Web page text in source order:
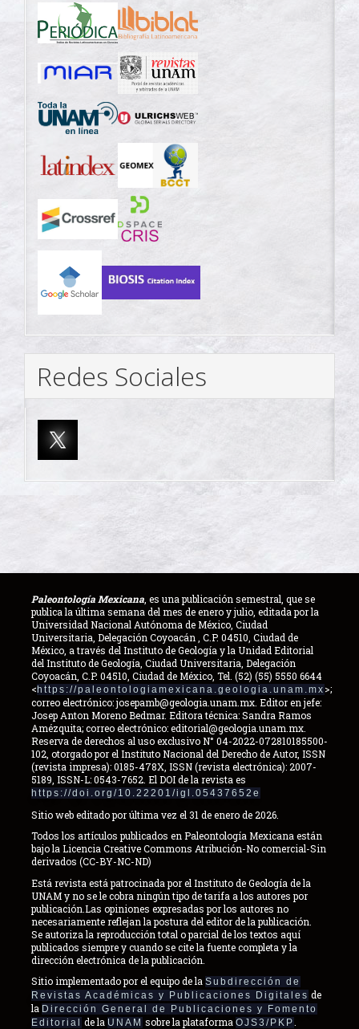
Redes Sociales
Paleontología Mexicana, es una publicación semestral, que se
publica la última semana del mes de enero y julio, editada por la
Universidad Nacional Autónoma de México, Ciudad
Universitaria, Delegación Coyoacán , C.P. 04510, Ciudad de
México, a través del Instituto de Geología y la Unidad Editorial
del Instituto de Geología, Ciudad Universitaria, Delegación
Coyoacán, C.P. 04510, Ciudad de México, Tel. (52) (55) 5550 6644
< https://paleontologiamexicana.geologia.unam.mx >;
correo electrónico: josepamb@geologia.unam.mx. Editor en jefe:
Josep Anton Moreno Bedmar. Editora técnica: Sandra Ramos
Amézquita; correo electrónico: editorial@geologia.unam.mx.
Reserva de derechos al uso exclusivo N° 04-2022-072810185500-
102, otorgado por el Instituto Nacional del Derecho de Autor, ISSN
(revista impresa): 0185-478X, ISSN (revista electrónica): 2007-
5189, ISSN-L: 0543-7652. El DOI de la revista es
https://doi.org/10.22201/igl.05437652e
Sitio web editado por última vez el 31 de enero de 2026.
Todos los artículos publicados en Paleontología Mexicana están
bajo la Licencia Creative Commons Atribución-No comercial-Sin
derivados (CC-BY-NC-ND)
Está revista está patrocinada por el Instituto de Geología de la
UNAM y no se le cobra ningún tipo de tarifa a los autores por
publicación.Las opiniones expresadas por los autores no
necesariamente reflejan la postura del editor de la publicación.
Se autoriza la reproducción total o parcial de los textos aquí
publicados siempre y cuando se cite la fuente completa y la
dirección electrónica de la publicación.
Sitio implementado por el equipo de la Subdirección de
Revistas Académicas y Publicaciones Digitales de
la Dirección General de Publicaciones y Fomento
Editorial
de la UNAM sobre la plataforma OJS3/PKP.